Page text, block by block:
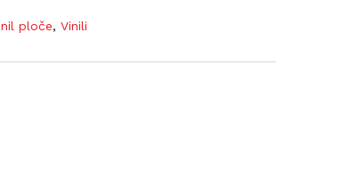
ploče,Vinili